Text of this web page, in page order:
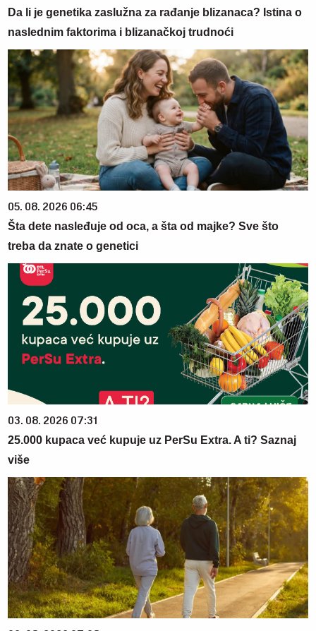
Da li je genetika zaslužna za rađanje blizanaca? Istina o
naslednim faktorima i blizanačkoj trudnoći
05. 08. 2026 06:45
Šta dete nasleđuje od oca, a šta od majke? Sve što
treba da znate o genetici
03. 08. 2026 07:31
25.000 kupaca već kupuje uz PerSu Extra. A ti? Saznaj
više